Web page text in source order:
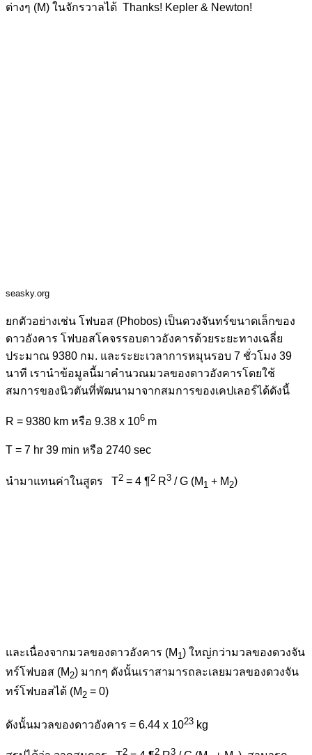
ต่างๆ (M) ในจักรวาลได้ Thanks! Kepler & Newton!
seasky.org
ยกตัวอย่างเช่น โฟบอส (Phobos) เป็นดวงจันทร์ขนาดเล็กของ
ดาวอังคาร โฟบอสโคจรรอบดาวอังคารด้วยระยะทางเฉลี่ย
ประมาณ 9380 กม. และระยะเวลาการหมุนรอบ 7 ชั่วโมง 39
นาที เรานำข้อมูลนี้มาคำนวณมวลของดาวอังคารโดยใช้
สมการของนิวตันที่พัฒนามาจากสมการของเคปเลอร์ได้ดังนี้
R = 9380 km หรือ 9.38 x 106 m
T = 7 hr 39 min หรือ 2740 sec
นำมาแทนค่าในสูตร T2 = 4 ¶2 R3 / G (M 1 + M 2)
และเนื่องจากมวลของดาวอังคาร (M 1) ใหญ่กว่ามวลของดวงจัน
ทร์โฟบอส (M2) มากๆ ดังนั้นเราสามารถละเลยมวลของดวงจัน
ทร์โฟบอสได้ (M2 = 0)
ดังนั้นมวลของดาวอังคาร = 6.44 x 1023 kg
2 2 3